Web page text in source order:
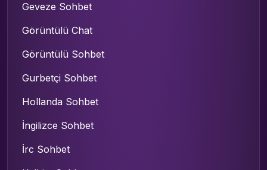
Geveze Sohbet
Görüntülü Chat
Görüntülü Sohbet
Gurbetçi Sohbet
Hollanda Sohbet
İngilizce Sohbet
İrc Sohbet